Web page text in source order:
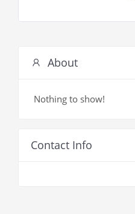
About
Nothing to show!
Contact Info